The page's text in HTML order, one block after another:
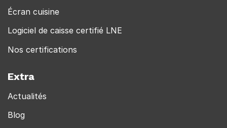
Écran cuisine
Logiciel de caisse certifié LNE
Nos certifications
Extra
Actualités
Blog